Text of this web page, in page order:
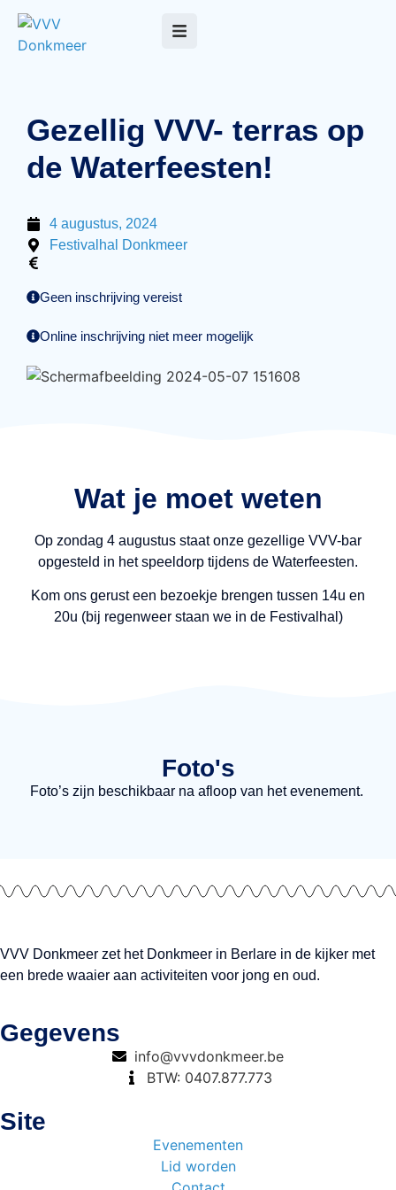
Gezellig VVV- terras op
de Waterfeesten!
4 augustus, 2024
Festivalhal Donkmeer
Geen inschrijving vereist
Online inschrijving niet meer mogelijk
Wat je moet weten
Op zondag 4 augustus staat onze gezellige VVV-bar
opgesteld in het speeldorp tijdens de Waterfeesten.
Kom ons gerust een bezoekje brengen tussen 14u en
20u (bij regenweer staan we in de Festivalhal)
Foto's
Foto’s zijn beschikbaar na afloop van het evenement.
VVV Donkmeer zet het Donkmeer in Berlare in de kijker met
een brede waaier aan activiteiten voor jong en oud.
Gegevens
info@vvvdonkmeer.be
BTW: 0407.877.773
Site
Evenementen
Lid worden